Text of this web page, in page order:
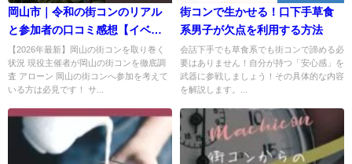
岡山市｜令和の街コンのリアル
と参加者の口コミ感想【イベン
ト選びのコツ】
【2026年最新】岡山の街コンを取り巻く
状況 現役主催者が岡山の街コンを徹底調
査 アローン 岡山の街コンへ参加を考えて
いる方は必見です！ サ...
街コンで生かせる！口下手草食
系男子が欠点を利用する方法
会話下手でも草食系でも街コンで諦める必
要はありません！自分が持つ「安心感」を
武器に参戦しましょう！その具体的な内容
を解説します。...